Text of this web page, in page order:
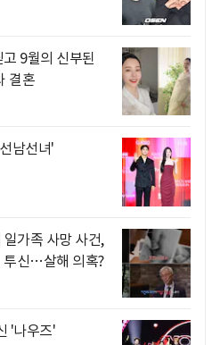
9월의 신부된
결혼
남선녀'
가족 사망 사건,
투신…살해 의혹?
'나우즈'